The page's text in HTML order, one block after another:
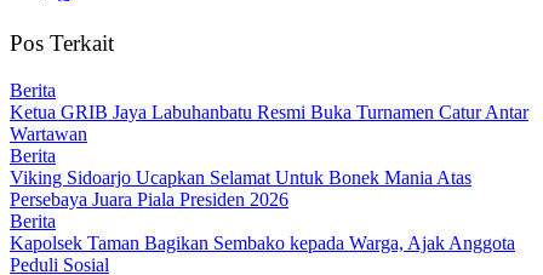
Pos Terkait
Berita
Ketua GRIB Jaya Labuhanbatu Resmi Buka Turnamen Catur Antar
Wartawan
Berita
Viking Sidoarjo Ucapkan Selamat Untuk Bonek Mania Atas
Persebaya Juara Piala Presiden 2026
Berita
Kapolsek Taman Bagikan Sembako kepada Warga, Ajak Anggota
Peduli Sosial